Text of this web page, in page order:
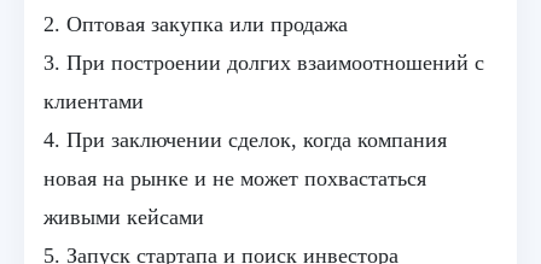
2. Оптовая закупка или продажа
3. При построении долгих взаимоотношений с
клиентами
4. При заключении сделок, когда компания
новая на рынке и не может похвастаться
живыми кейсами
5. Запуск стартапа и поиск инвестора